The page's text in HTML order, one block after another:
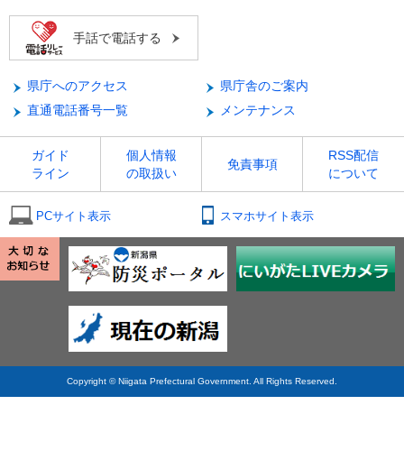
手話で電話する
県庁へのアクセス
県庁舎のご案内
直通電話番号一覧
メンテナンス
ガイド
ライン
個人情報
の取扱い
免責事項
RSS配信
について
PCサイト表示 スマホサイト表示
Copyright © Niigata Prefectural Government. All Rights Reserved.